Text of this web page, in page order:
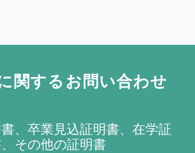
関するお問い合わせ
書、卒業見込証明書、在学証
その他の証明書